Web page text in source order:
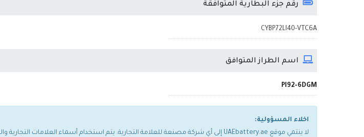
رقم جزء البطارية المتوافقة
CYBP72LI40-VTC6A
اسم الطراز المتوافق
PI92-6DGM
اخلاء المسؤولية:
لا ينتمي موقع UAEbattery.ae إلى أي شركة مصنعة للعلامة التجارية. يتم استخدام أسماء العلامات التجارية والطرازات المذكورة أعلاه فقط لإظهار توافقها مع الجهاز.